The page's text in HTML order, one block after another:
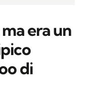
era un
di